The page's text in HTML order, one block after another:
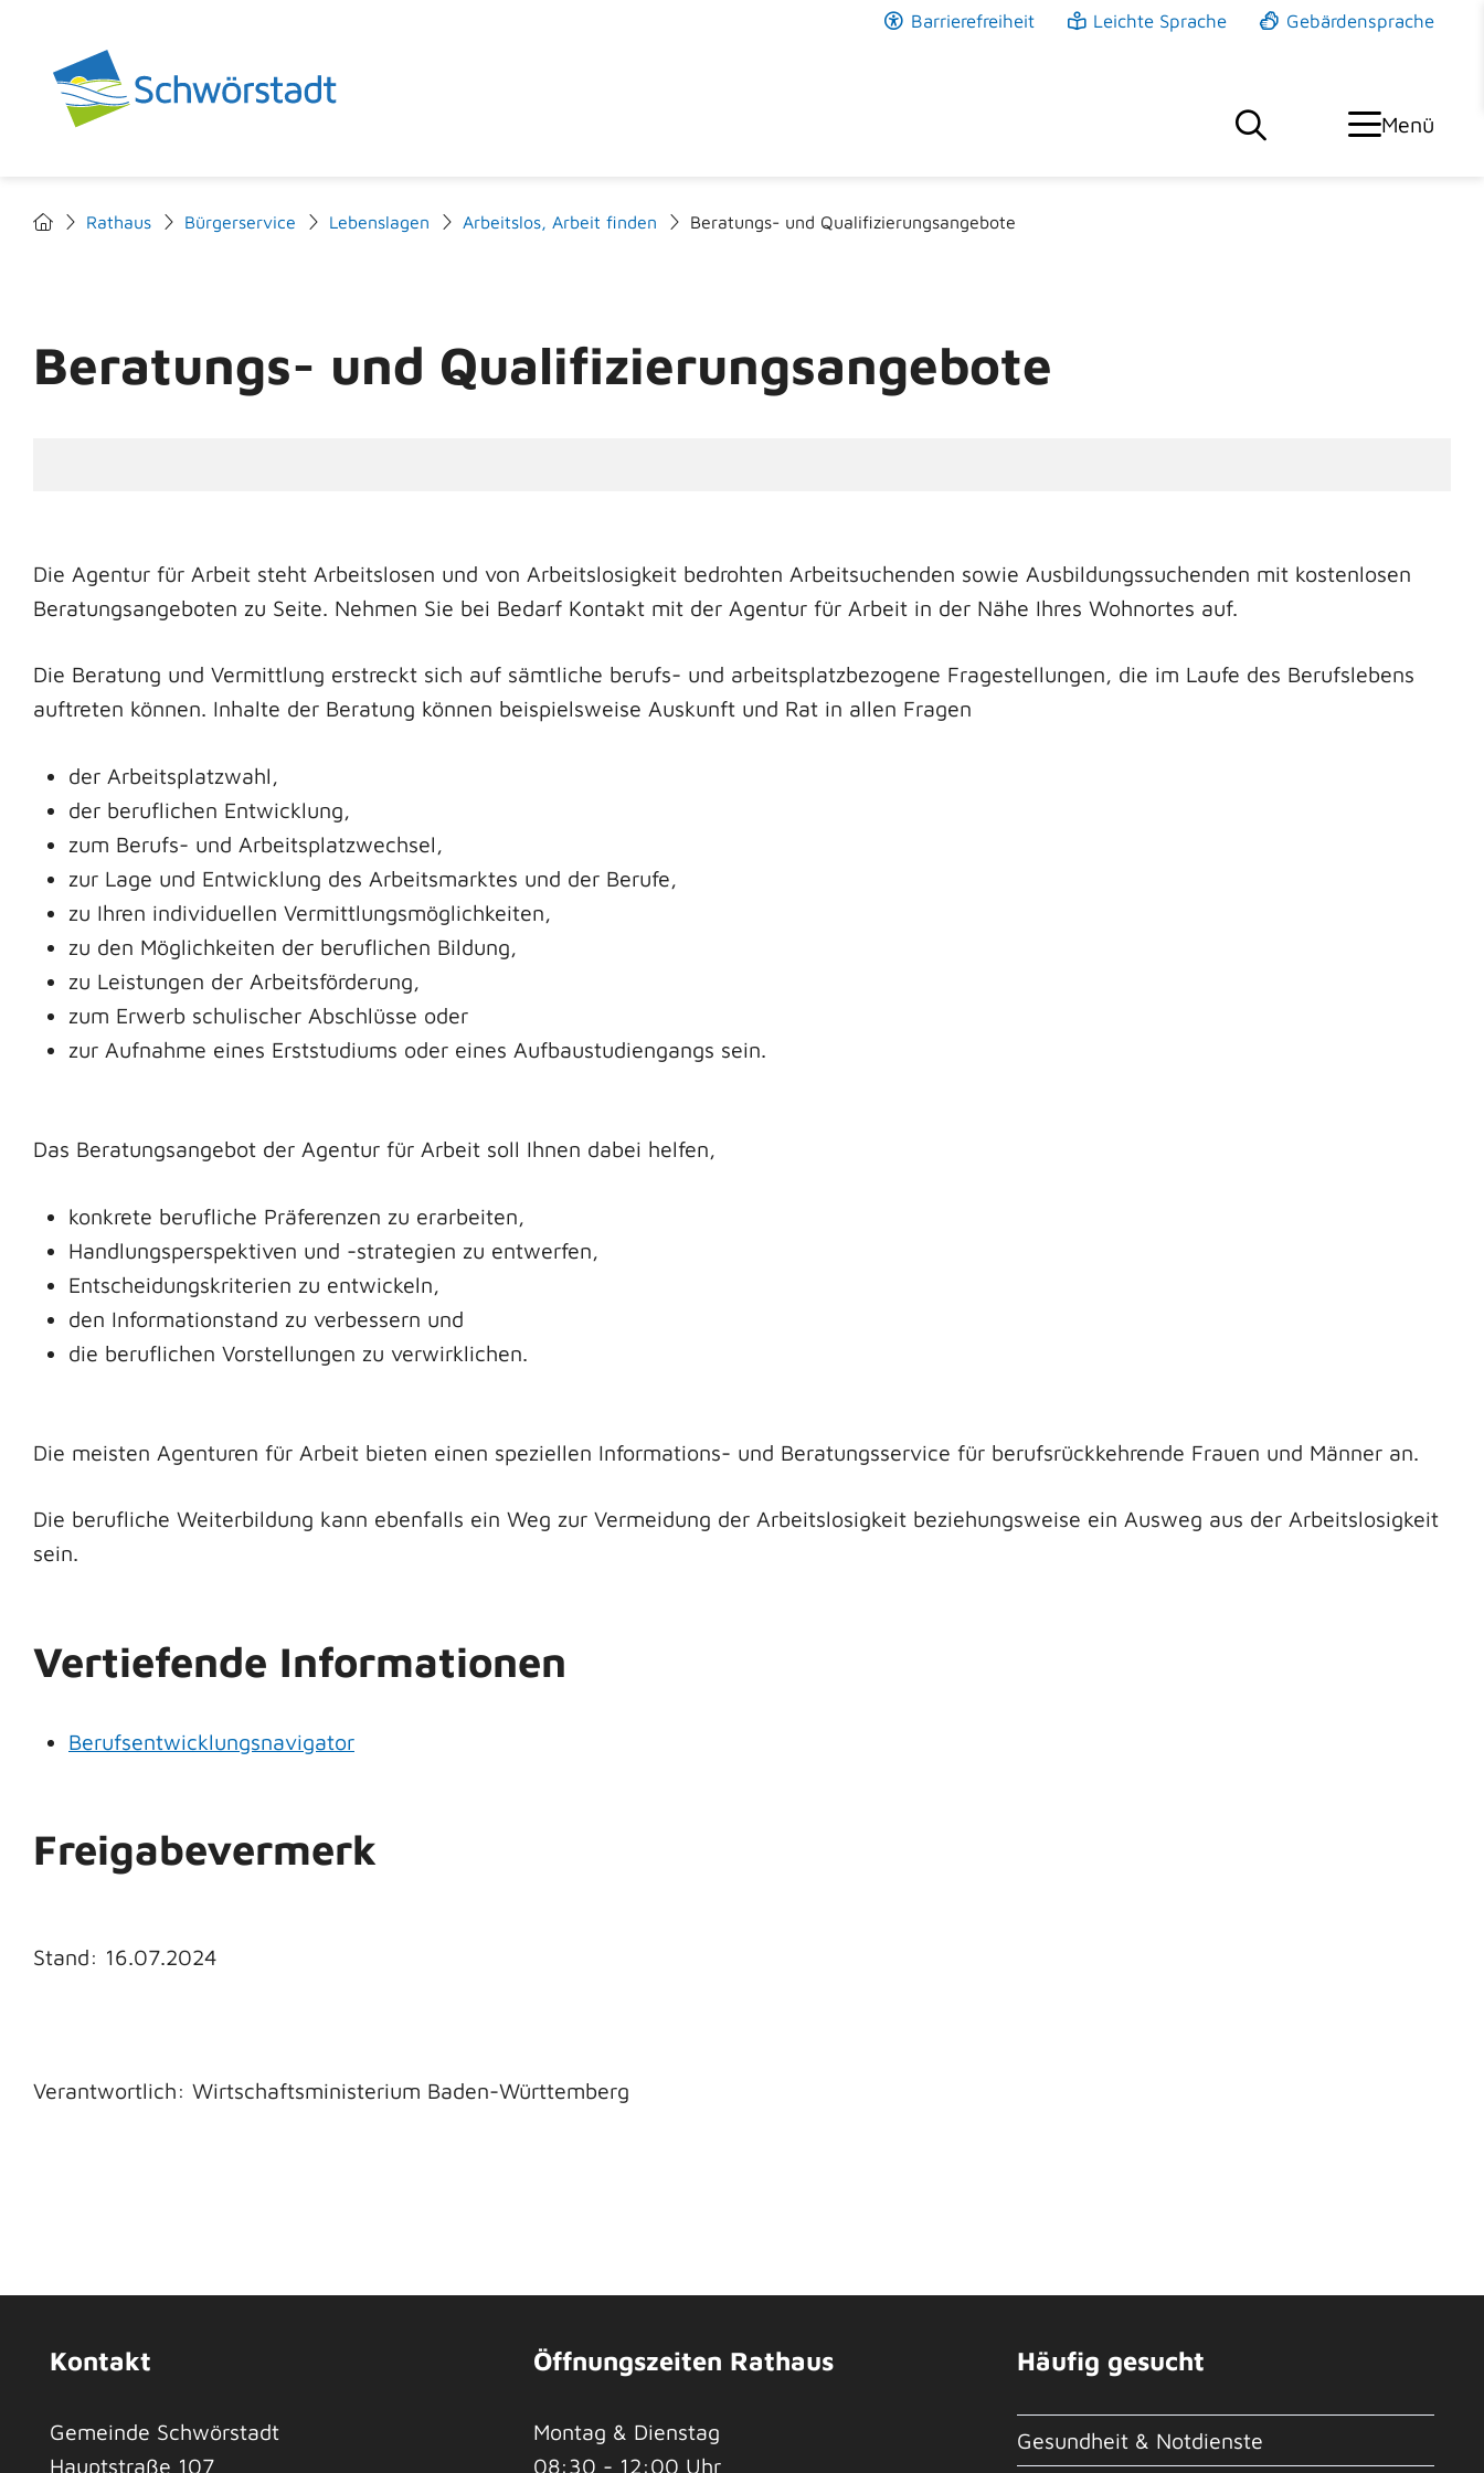
Barrierefreiheit Leichte Sprache Gebärdensprache
Menü
Rathaus Bürgerservice Lebenslagen Arbeitslos, Arbeit finden Beratungs- und Qualifizierungsangebote
Beratungs- und Qualifizierungsangebote
Die Agentur für Arbeit steht Arbeitslosen und von Arbeitslosigkeit bedrohten Arbeitsuchenden sowie Ausbildungssuchenden mit kostenlosen
Beratungsangeboten zu Seite. Nehmen Sie bei Bedarf Kontakt mit der Agentur für Arbeit in der Nähe Ihres Wohnortes auf.
Die Beratung und Vermittlung erstreckt sich auf sämtliche berufs- und arbeitsplatzbezogene Fragestellungen, die im Laufe des Berufslebens
auftreten können. Inhalte der Beratung können beispielsweise Auskunft und Rat in allen Fragen
der Arbeitsplatzwahl,
der beruflichen Entwicklung,
zum Berufs- und Arbeitsplatzwechsel,
zur Lage und Entwicklung des Arbeitsmarktes und der Berufe,
zu Ihren individuellen Vermittlungsmöglichkeiten,
zu den Möglichkeiten der beruflichen Bildung,
zu Leistungen der Arbeitsförderung,
zum Erwerb schulischer Abschlüsse oder
zur Aufnahme eines Erststudiums oder eines Aufbaustudiengangs sein.
Das Beratungsangebot der Agentur für Arbeit soll Ihnen dabei helfen,
konkrete berufliche Präferenzen zu erarbeiten,
Handlungsperspektiven und -strategien zu entwerfen,
Entscheidungskriterien zu entwickeln,
den Informationstand zu verbessern und
die beruflichen Vorstellungen zu verwirklichen.
Die meisten Agenturen für Arbeit bieten einen speziellen Informations- und Beratungsservice für berufsrückkehrende Frauen und Männer an.
Die berufliche Weiterbildung kann ebenfalls ein Weg zur Vermeidung der Arbeitslosigkeit beziehungsweise ein Ausweg aus der Arbeitslosigkeit
sein.
Vertiefende Informationen
Berufsentwicklungsnavigator
Freigabevermerk
Stand: 16.07.2024
Verantwortlich: Wirtschaftsministerium Baden-Württemberg
Kontakt
Gemeinde Schwörstadt
Hauptstraße 107
Öffnungszeiten Rathaus
Montag & Dienstag
08:30 - 12:00 Uhr
Häufig gesucht
Gesundheit & Notdienste